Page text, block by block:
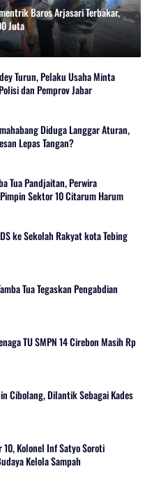
Baros Arjasari Terbakar,
Juta
Turun, Pelaku Usaha Minta
dan Pemprov Jabar
Diduga Langgar Aturan,
Lepas Tangan?
Tua Pandjaitan, Perwira
Sektor 10 Citarum Harum
ke Sekolah Rakyat kota Tebing
Tua Tegaskan Pengabdian
TU SMPN 14 Cirebon Masih Rp
Cibolang, Dilantik Sebagai Kades
Kolonel Inf Satyo Soroti
Kelola Sampah